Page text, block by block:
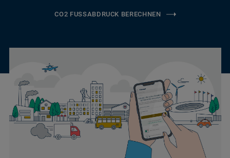
CO2 FUSSABDRUCK BERECHNEN